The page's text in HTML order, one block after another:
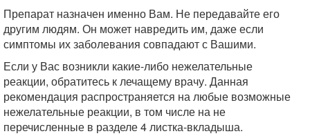
Препарат назначен именно Вам. Не передавайте его
другим людям. Он может навредить им, даже если
симптомы их заболевания совпадают с Вашими.
Если у Вас возникли какие-либо нежелательные
реакции, обратитесь к лечащему врачу. Данная
рекомендация распространяется на любые возможные
нежелательные реакции, в том числе на не
перечисленные в разделе 4 листка-вкладыша.